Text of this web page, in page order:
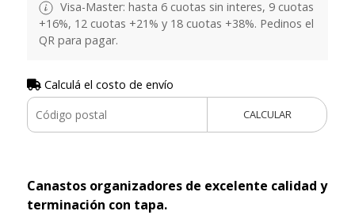
Visa-Master: hasta 6 cuotas sin interes, 9 cuotas
+16%, 12 cuotas +21% y 18 cuotas +38%. Pedinos el
QR para pagar.
Calculá el costo de envío
CALCULAR
Canastos organizadores de excelente calidad y
terminación con tapa.